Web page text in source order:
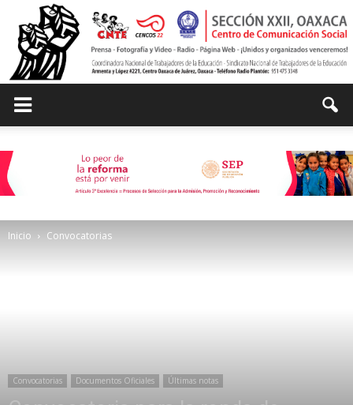
de
Inicio Convocatorias
Convocatorias Documentos Oficiales Últimas notas